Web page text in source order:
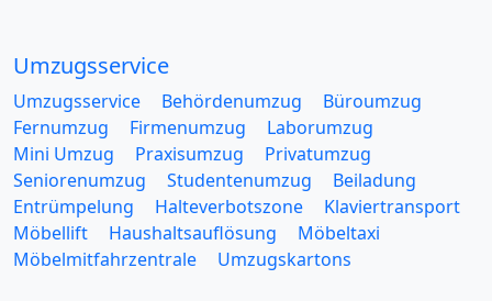
Umzugsservice
Umzugsservice Behördenumzug
Büroumzug
Fernumzug
Firmenumzug
Laborumzug
Mini Umzug
Praxisumzug
Privatumzug
Seniorenumzug
Studentenumzug
Beiladung
Entrümpelung
Halteverbotszone
Klaviertransport
Möbellift
Haushaltsauflösung
Möbeltaxi
Möbelmitfahrzentrale
Umzugskartons